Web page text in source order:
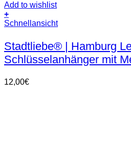
Add to wishlist
+
Dieses
weist
mehrere
Varianten
Die
Optionen
Schnellansicht
Stadtliebe® | Hamburg
Schlüsselanhänger mit
12,00€